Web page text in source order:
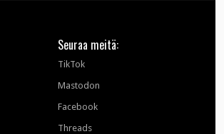
Seuraa meitä:
TikTok
Mastodon
Facebook
Threads